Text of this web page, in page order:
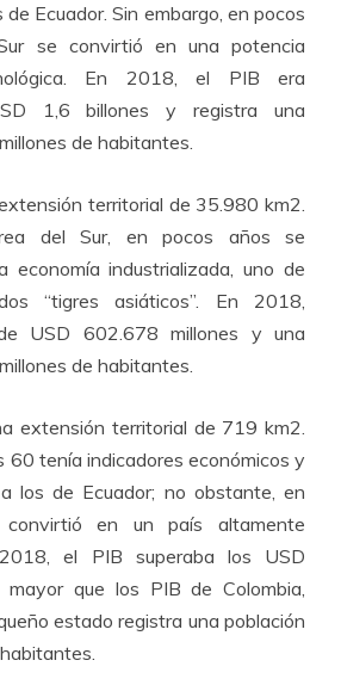
de Ecuador. Sin embargo, en pocos
se convirtió en una potencia
En 2018, el PIB era
1,6 billones y registra una
de habitantes.
territorial de 35.980 km2.
del Sur, en pocos años se
economía industrializada, uno de
“tigres asiáticos”. En 2018,
USD 602.678 millones y una
de habitantes.
extensión territorial de 719 km2.
60 tenía indicadores económicos y
los de Ecuador; no obstante, en
en un país altamente
el PIB superaba los USD
mayor que los PIB de Colombia,
estado registra una población